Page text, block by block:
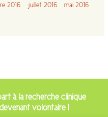
2016 juillet 2016
mai 2016
à la recherche clinique
volontaire !